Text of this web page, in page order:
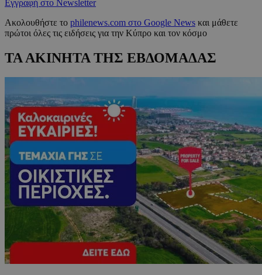
Εγγραφή στο Newsletter
Ακολουθήστε το philenews.com στο Google News και μάθετε
πρώτοι όλες τις ειδήσεις για την Κύπρο και τον κόσμο
ΤΑ ΑΚΙΝΗΤΑ ΤΗΣ ΕΒΔΟΜΑΔΑΣ